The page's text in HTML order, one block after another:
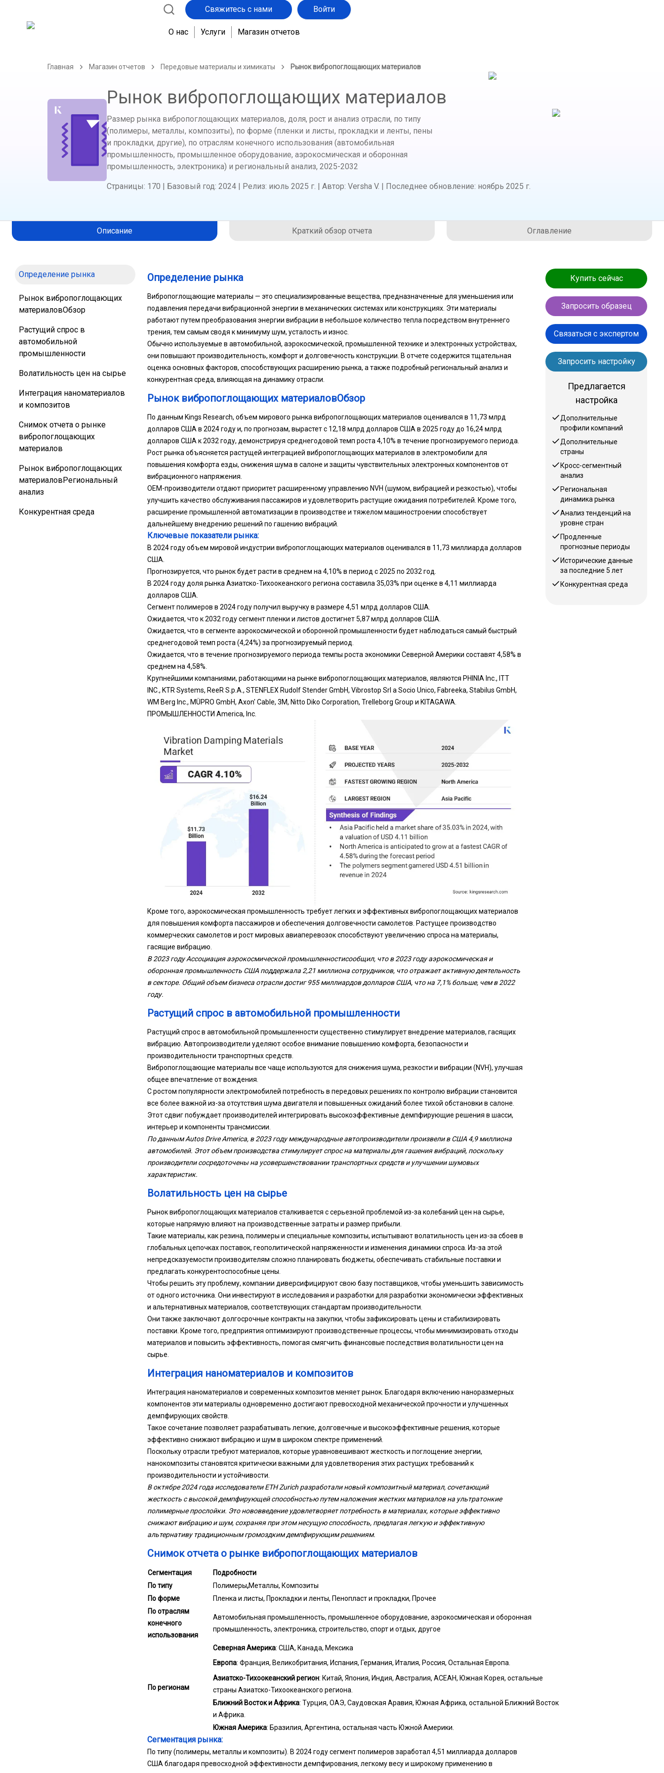
Свяжитесь с нами Войти
О нас Услуги Магазин отчетов
Главная Магазин отчетов Передовые материалы и химикаты Рынок вибропоглощающих материалов
Рынок вибропоглощающих материалов
Размер рынка вибропоглощающих материалов, доля, рост и анализ отрасли, по типу
(полимеры, металлы, композиты), по форме (пленки и листы, прокладки и ленты, пены
и прокладки, другие), по отраслям конечного использования (автомобильная
промышленность, промышленное оборудование, аэрокосмическая и оборонная
промышленность, электроника) и региональный анализ, 2025-2032
Страницы: 170 | Базовый год: 2024 | Релиз: июль 2025 г. | Автор: Versha V. | Последнее обновление: ноябрь 2025 г.
Описание Краткий обзор отчета Оглавление
Определение рынка
Рынок вибропоглощающих
материаловОбзор
Растущий спрос в
автомобильной
промышленности
Волатильность цен на сырье
Интеграция наноматериалов
и композитов
Снимок отчета о рынке
вибропоглощающих
материалов
Рынок вибропоглощающих
материаловРегиональный
анализ
Конкурентная среда
Определение рынка
Вибропоглощающие материалы — это специализированные вещества, предназначенные для уменьшения или
подавления передачи вибрационной энергии в механических системах или конструкциях. Эти материалы
работают путем преобразования энергии вибрации в небольшое количество тепла посредством внутреннего
трения, тем самым сводя к минимуму шум, усталость и износ.
Обычно используемые в автомобильной, аэрокосмической, промышленной технике и электронных устройствах,
они повышают производительность, комфорт и долговечность конструкции. В отчете содержится тщательная
оценка основных факторов, способствующих расширению рынка, а также подробный региональный анализ и
конкурентная среда, влияющая на динамику отрасли.
Рынок вибропоглощающих материаловОбзор
По данным Kings Research, объем мирового рынка вибропоглощающих материалов оценивался в 11,73 млрд
долларов США в 2024 году и, по прогнозам, вырастет с 12,18 млрд долларов США в 2025 году до 16,24 млрд
долларов США к 2032 году, демонстрируя среднегодовой темп роста 4,10% в течение прогнозируемого периода.
Рост рынка объясняется растущей интеграцией вибропоглощающих материалов в электромобили для
повышения комфорта езды, снижения шума в салоне и защиты чувствительных электронных компонентов от
вибрационного напряжения.
OEM-производители отдают приоритет расширенному управлению NVH (шумом, вибрацией и резкостью), чтобы
улучшить качество обслуживания пассажиров и удовлетворить растущие ожидания потребителей. Кроме того,
расширение промышленной автоматизации в производстве и тяжелом машиностроении способствует
дальнейшему внедрению решений по гашению вибраций.
Ключевые показатели рынка:
В 2024 году объем мировой индустрии вибропоглощающих материалов оценивался в 11,73 миллиарда долларов
США.
Прогнозируется, что рынок будет расти в среднем на 4,10% в период с 2025 по 2032 год.
В 2024 году доля рынка Азиатско-Тихоокеанского региона составила 35,03% при оценке в 4,11 миллиарда
долларов США.
Сегмент полимеров в 2024 году получил выручку в размере 4,51 млрд долларов США.
Ожидается, что к 2032 году сегмент пленки и листов достигнет 5,87 млрд долларов США.
Ожидается, что в сегменте аэрокосмической и оборонной промышленности будет наблюдаться самый быстрый
среднегодовой темп роста (4,24%) за прогнозируемый период.
Ожидается, что в течение прогнозируемого периода темпы роста экономики Северной Америки составят 4,58% в
среднем на 4,58%.
Крупнейшими компаниями, работающими на рынке вибропоглощающих материалов, являются PHINIA Inc., ITT
INC., KTR Systems, ReeR S.p.A., STENFLEX Rudolf Stender GmbH, Vibrostop Srl a Socio Unico, Fabreeka, Stabilus GmbH,
WM Berg Inc., MÜPRO GmbH, Axon' Cable, 3M, Nitto Diko Corporation, Trelleborg Group и KITAGAWA.
ПРОМЫШЛЕННОСТИ America, Inc.
Кроме того, аэрокосмическая промышленность требует легких и эффективных вибропоглощающих материалов
для повышения комфорта пассажиров и обеспечения долговечности самолетов. Растущее производство
коммерческих самолетов и рост мировых авиаперевозок способствуют увеличению спроса на материалы,
гасящие вибрацию.
В 2023 годуАссоциация аэрокосмической промышленностисообщил, что в 2023 году аэрокосмическая и
оборонная промышленность США поддержала 2,21 миллиона сотрудников, что отражает активную деятельность
в секторе. Общий объем бизнеса отрасли достиг 955 миллиардов долларов США, что на 7,1% больше, чем в 2022
году.
Растущий спрос в автомобильной промышленности
Растущий спрос в автомобильной промышленности существенно стимулирует внедрение материалов, гасящих
вибрацию. Автопроизводители уделяют особое внимание повышению комфорта, безопасности и
производительности транспортных средств.
Вибропоглощающие материалы все чаще используются для снижения шума, резкости и вибрации (NVH), улучшая
общее впечатление от вождения.
С ростом популярности электромобилей потребность в передовых решениях по контролю вибрации становится
все более важной из-за отсутствия шума двигателя и повышенных ожиданий более тихой обстановки в салоне.
Этот сдвиг побуждает производителей интегрировать высокоэффективные демпфирующие решения в шасси,
интерьер и компоненты трансмиссии.
По данным Autos Drive America, в 2023 году международные автопроизводители произвели в США 4,9 миллиона
автомобилей. Этот объем производства стимулирует спрос на материалы для гашения вибраций, поскольку
производители сосредоточены на усовершенствовании транспортных средств и улучшении шумовых
характеристик.
Волатильность цен на сырье
Рынок вибропоглощающих материалов сталкивается с серьезной проблемой из-за колебаний цен на сырье,
которые напрямую влияют на производственные затраты и размер прибыли.
Такие материалы, как резина, полимеры и специальные композиты, испытывают волатильность цен из-за сбоев в
глобальных цепочках поставок, геополитической напряженности и изменения динамики спроса. Из-за этой
непредсказуемости производителям сложно планировать бюджеты, обеспечивать стабильные поставки и
предлагать конкурентоспособные цены.
Чтобы решить эту проблему, компании диверсифицируют свою базу поставщиков, чтобы уменьшить зависимость
от одного источника. Они инвестируют в исследования и разработки для разработки экономически эффективных
и альтернативных материалов, соответствующих стандартам производительности.
Они также заключают долгосрочные контракты на закупки, чтобы зафиксировать цены и стабилизировать
поставки. Кроме того, предприятия оптимизируют производственные процессы, чтобы минимизировать отходы
материалов и повысить эффективность, помогая смягчить финансовые последствия волатильности цен на
сырье.
Интеграция наноматериалов и композитов
Интеграция наноматериалов и современных композитов меняет рынок. Благодаря включению наноразмерных
компонентов эти материалы одновременно достигают превосходной механической прочности и улучшенных
демпфирующих свойств.
Такое сочетание позволяет разрабатывать легкие, долговечные и высокоэффективные решения, которые
эффективно снижают вибрацию и шум в широком спектре применений.
Поскольку отрасли требуют материалов, которые уравновешивают жесткость и поглощение энергии,
нанокомпозиты становятся критически важными для удовлетворения этих растущих требований к
производительности и устойчивости.
В октябре 2024 года исследователи ETH Zurich разработали новый композитный материал, сочетающий
жесткость с высокой демпфирующей способностью путем наложения жестких материалов на ультратонкие
полимерные прослойки. Это нововведение удовлетворяет потребность в материалах, которые эффективно
снижают вибрацию и шум, сохраняя при этом несущую способность, предлагая легкую и эффективную
альтернативу традиционным громоздким демпфирующим решениям.
Снимок отчета о рынке вибропоглощающих материалов
Сегментация
Подробности
По типу
Полимеры,Металлы, Композиты
По форме
Пленка и листы, Прокладки и ленты, Пенопласт и прокладки, Прочее
По отраслям
конечного
использования
Автомобильная промышленность, промышленное оборудование, аэрокосмическая и оборонная
промышленность, электроника, строительство, спорт и отдых, другое
По регионам
Северная Америка: США, Канада, Мексика
Европа: Франция, Великобритания, Испания, Германия, Италия, Россия, Остальная Европа.
Азиатско-Тихоокеанский регион: Китай, Япония, Индия, Австралия, АСЕАН, Южная Корея, остальные
страны Азиатско-Тихоокеанского региона.
Ближний Восток и Африка: Турция, ОАЭ, Саудовская Аравия, Южная Африка, остальной Ближний Восток
и Африка.
Южная Америка: Бразилия, Аргентина, остальная часть Южной Америки.
Сегментация рынка:
По типу (полимеры, металлы и композиты). В 2024 году сегмент полимеров заработал 4,51 миллиарда долларов
США благодаря превосходной эффективности демпфирования, легкому весу и широкому применению в
Купить сейчас
Запросить образец
Связаться с экспертом
Запросить настройку
Предлагается
настройка
Дополнительные
профили компаний
Дополнительные
страны
Кросс-сегментный
анализ
Региональная
динамика рынка
Анализ тенденций на
уровне стран
Продленные
прогнозные периоды
Исторические данные
за последние 5 лет
Конкурентная среда